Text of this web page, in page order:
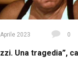
2023 0
Una tragedia”,